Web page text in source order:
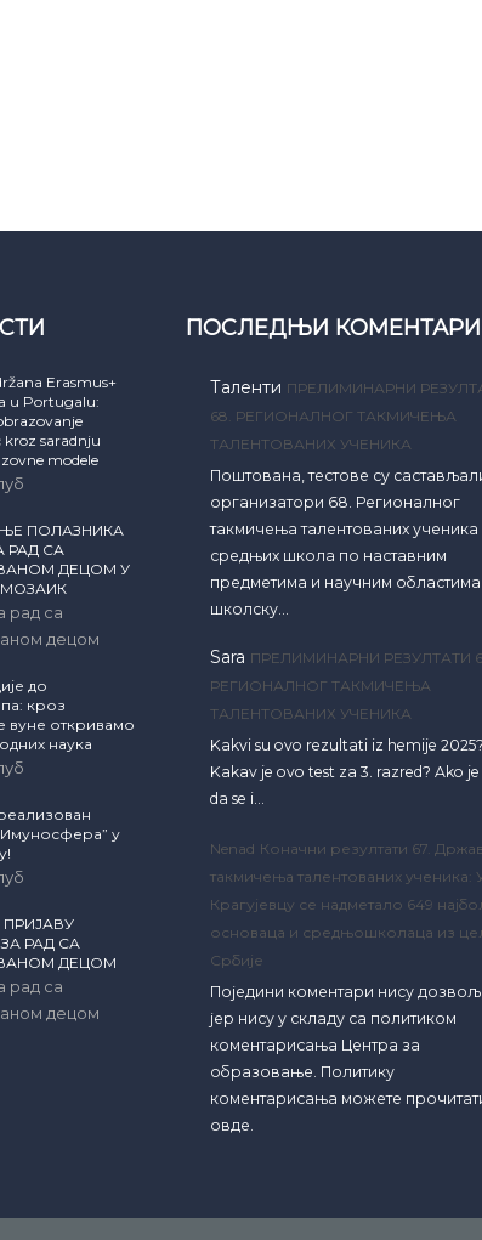
Erasmus+
u Portugalu:
kroz saradnju
modele
ПОЛАЗНИКА
РАД СА
ДЕЦОМ У
рад са
децом
до
кроз
вуне откривамо
наука
у
РАД СА
ДЕЦОМ
рад са
децом
ПОСЛЕДЊИ КОМЕНТАРИ
Таленти ПРЕЛИМИНАРНИ
68. РЕГИОНАЛНОГ ТАКМИЧЕЊА
ТАЛЕНТОВАНИХ УЧЕНИКА
Поштована, тестове су
организатори 68. Регионалног
такмичења талентованих ученика
средњих школа по наставним
предметима и научним областима
школску…
Sara ПРЕЛИМИНАРНИ РЕЗУЛТАТИ
РЕГИОНАЛНОГ ТАКМИЧЕЊА
ТАЛЕНТОВАНИХ УЧЕНИКА
Kakvi su ovo rezultati iz hemije 2025?
Kakav je ovo test za 3. razred? Ako je
da se i…
Nenad Коначни резултати 67.
такмичења талентованих ученика:
Крагујевцу се надметало 649
основаца и средњошколаца из
Србије
Поједини коментари нису
јер нису у складу са политиком
коментарисања Центра за
образовање. Политику
коментарисања можете
овде.